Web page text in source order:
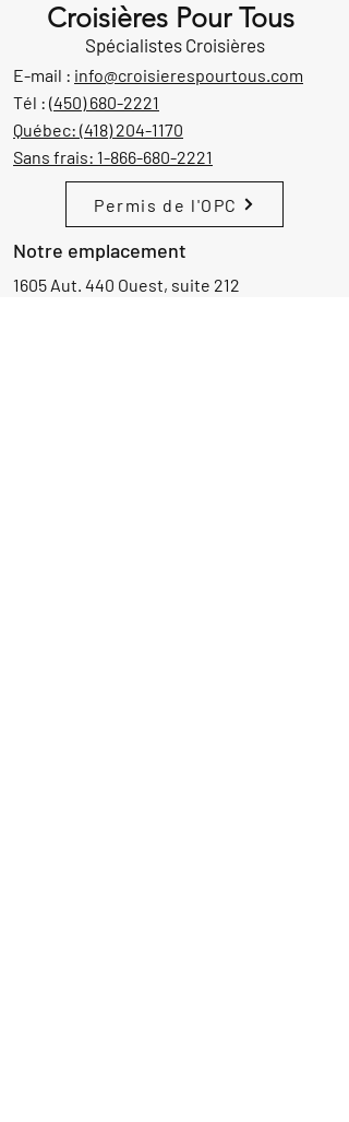
Croisières Pour Tous
Spécialistes Croisières
E-mail : info@croisierespourtous.com
Tél : (450) 680-2221
Québec: (418) 204-1170
Sans frais: 1-866-680-2221
Permis de l'OPC
Notre emplacement
1605 Aut. 440 Ouest, suite 212